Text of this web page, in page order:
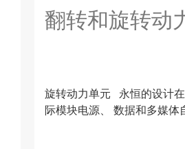
翻转和旋转动
旋转动力单元 永恒的设计
际模块电源、 数据和多媒体